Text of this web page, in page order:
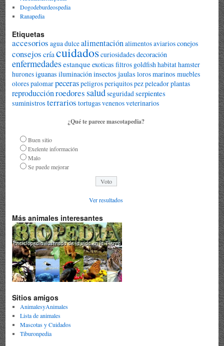
Dogodeburdeospedia
Ranapedia
Etiquetas
accesorios agua dulcealimentaciónalimentosaviariosconejos
consejos cría cuidadoscuriosidadesdecoración
enfermedadesestanqueexoticas filtros goldfish habitathamster
huronesiguanas iluminación insectos jaulas lorosmarinos muebles
olorespalomarpeceraspeligrosperiquitospez peleadorplantas
reproducciónroedores saludseguridad serpientes
suministros terrarios tortugasvenenosveterinarios
¿Qué te parece mascotapedia?
Buen sitio
Exelente información
Malo
Se puede mejorar
Ver resultados
Más animales interesantes
Sitios amigos
AnimalesyAnimales
Lista de animales
Mascotas y Cuidados
Tiburonpedia